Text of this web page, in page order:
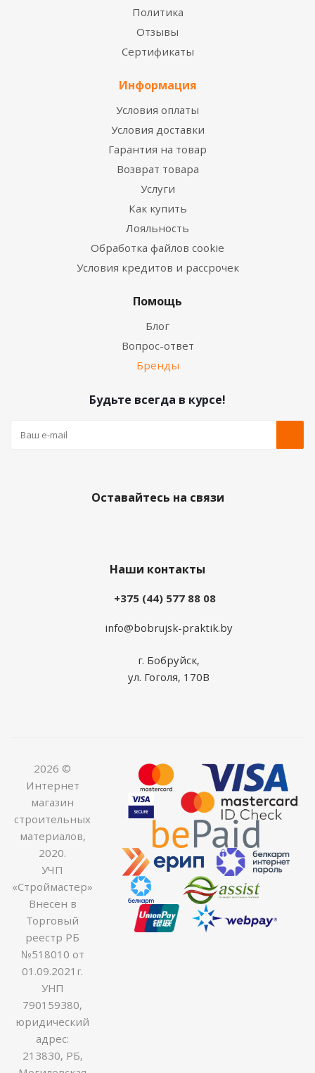
Политика
Отзывы
Сертификаты
Информация
Условия оплаты
Условия доставки
Гарантия на товар
Возврат товара
Услуги
Как купить
Лояльность
Обработка файлов cookie
Условия кредитов и рассрочек
Помощь
Блог
Вопрос-ответ
Бренды
Будьте всегда в курсе!
Оставайтесь на связи
Наши контакты
+375 (44) 577 88 08
info@bobrujsk-praktik.by
г. Бобруйск,
ул. Гоголя, 170В
2026 ©
Интернет
магазин
строительных
материалов,
2020.
УЧП
«Строймастер»
Внесен в
Торговый
реестр РБ
№518010 от
01.09.2021г.
УНП
790159380,
юридический
адрес:
213830, РБ,